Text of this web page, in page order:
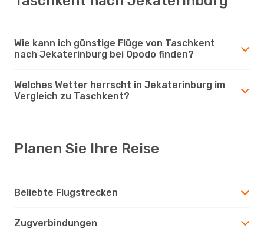
Wie kann ich günstige Flüge von Taschkent
nach Jekaterinburg bei Opodo finden?
Welches Wetter herrscht in Jekaterinburg im
Vergleich zu Taschkent?
Planen Sie Ihre Reise
Beliebte Flugstrecken
Zugverbindungen